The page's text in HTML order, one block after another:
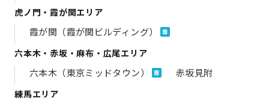
虎ノ門・霞が関エリア
霞が関（霞が関ビルディング） 専
六本木・赤坂・麻布・広尾エリア
六本木（東京ミッドタウン） 専 赤坂見附
練馬エリア